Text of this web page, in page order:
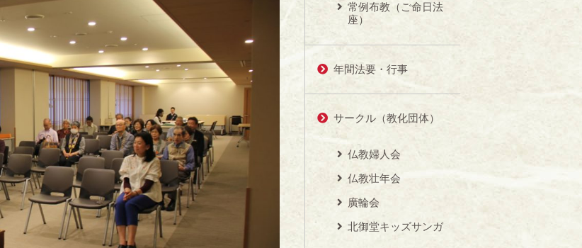
常例布教（ご命日法
座）
年間法要・行事
サークル（教化団体）
仏教婦人会
仏教壮年会
廣輪会
北御堂キッズサンガ